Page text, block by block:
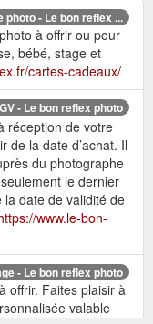
- Le bon reflex ...
à offrir ou pour
bébé, stage et
cartes-cadeaux/
- Le bon reflex photo
réception de votre
de la date d’achat. Il
du photographe
le dernier
date de validité de
www.le-bon-
- Le bon reflex photo
offrir. Faites plaisir à
valable